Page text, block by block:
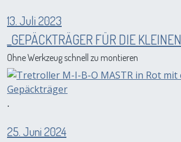
13. Juli 2023
_GEPÄCKTRÄGER FÜR DIE KLEINEN_
Ohne Werkzeug schnell zu montieren
.
25. Juni 2024